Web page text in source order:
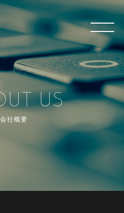
US
会社概要